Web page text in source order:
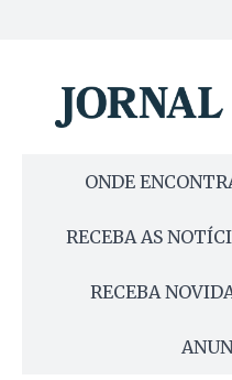
ONDE
RECEBA AS
RECEBA